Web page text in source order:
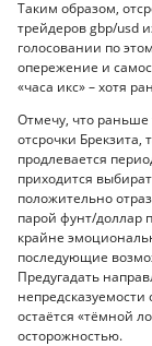
Таким образом,
трейдеров gbp/usd
голосовании по
опережение и
«часа икс» – хотя
Отмечу, что раньше
отсрочки Брекзита,
продлевается
приходится
положительно
парой фунт/доллар
крайне
последующие
Предугадать
остаётся «тёмной
осторожностью.